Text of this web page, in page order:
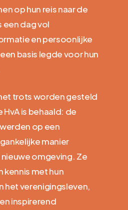
op hun reis naar de
dag vol
en persoonlijke
basis legde voor hun
trots worden gesteld
is behaald: de
op een
manier
omgeving. Ze
kennis met hun
het verenigingsleven,
inspirerend